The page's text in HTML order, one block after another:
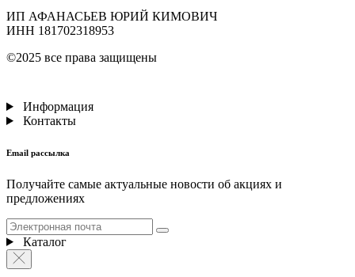
ИП АФАНАСЬЕВ ЮРИЙ КИМОВИЧ
ИНН 181702318953
©2025 все права защищены
Информация
Контакты
Email рассылка
Получайте самые актуальные новости об акциях и
предложениях
Каталог